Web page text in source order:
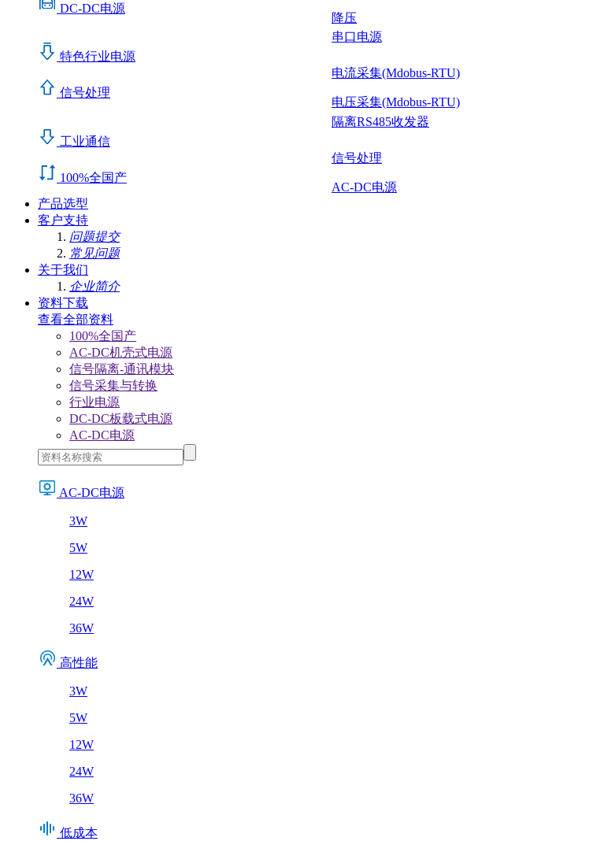
DC-DC电源
降压
特色行业电源
串口电源
信号处理
电流采集(Mdobus-RTU)
电压采集(Mdobus-RTU)
工业通信
隔离RS485收发器
100%全国产
信号处理
AC-DC电源
产品选型
客户支持
问题提交
常见问题
关于我们
企业简介
资料下载
查看全部资料
100%全国产
AC-DC机壳式电源
信号隔离-通讯模块
信号采集与转换
行业电源
DC-DC板载式电源
AC-DC电源
AC-DC电源
3W
5W
12W
24W
36W
高性能
3W
5W
12W
24W
36W
低成本